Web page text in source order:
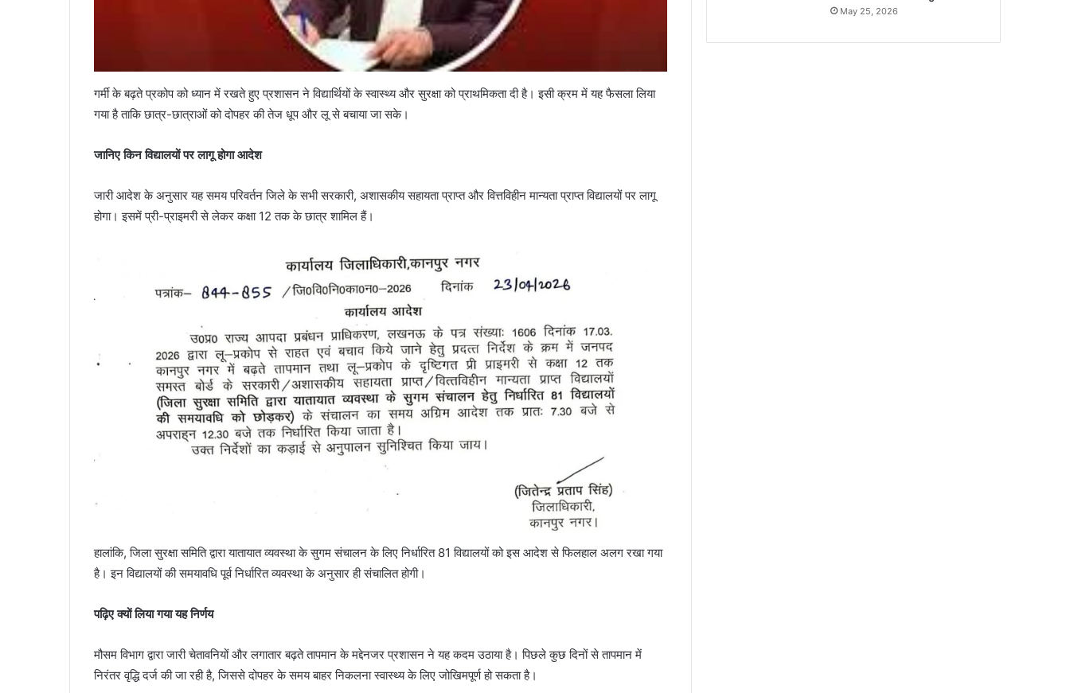
गर्मी के बढ़ते प्रकोप को ध्यान में रखते हुए प्रशासन ने विद्यार्थियों के स्वास्थ्य और सुरक्षा को प्राथमिकता दी है। इसी क्रम में यह फैसला लिया
गया है ताकि छात्र-छात्राओं को दोपहर की तेज धूप और लू से बचाया जा सके।
जानिए किन विद्यालयों पर लागू होगा आदेश
जारी आदेश के अनुसार यह समय परिवर्तन जिले के सभी सरकारी, अशासकीय सहायता प्राप्त और वित्तविहीन मान्यता प्राप्त विद्यालयों पर लागू
होगा। इसमें प्री-प्राइमरी से लेकर कक्षा 12 तक के छात्र शामिल हैं।
हालांकि, जिला सुरक्षा समिति द्वारा यातायात व्यवस्था के सुगम संचालन के लिए निर्धारित 81 विद्यालयों को इस आदेश से फिलहाल अलग रखा गया
है। इन विद्यालयों की समयावधि पूर्व निर्धारित व्यवस्था के अनुसार ही संचालित होगी।
पढ़िए क्यों लिया गया यह निर्णय
मौसम विभाग द्वारा जारी चेतावनियों और लगातार बढ़ते तापमान के मद्देनजर प्रशासन ने यह कदम उठाया है। पिछले कुछ दिनों से तापमान में
निरंतर वृद्धि दर्ज की जा रही है, जिससे दोपहर के समय बाहर निकलना स्वास्थ्य के लिए जोखिमपूर्ण हो सकता है।
May 25, 2026